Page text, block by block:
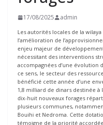
17/08/2025 admin
Les autorités locales de la
l’amélioration de
enjeu majeur de
nécessitant des interventions
accompagnées d’une évolution
ce sens, le secteur des
bénéficié cette année d’une
1,8 milliard de dinars destinée à
dix-huit nouveaux forages
plusieurs communes,
Bouihi et Nedroma. Cette
témoigne de la priorité